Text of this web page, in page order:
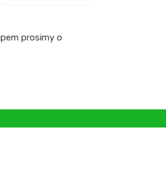
prosimy o